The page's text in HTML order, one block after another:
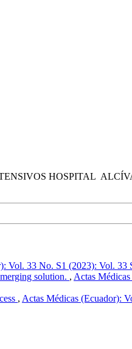
HOSPITAL
Vol. 33 No. S1 (2023): Vol. 33
solution. , Actas
, Actas Médicas (Ecuador):